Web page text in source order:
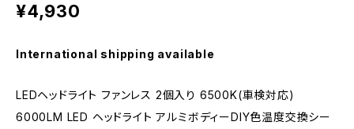
¥4,930
International shipping available
LEDヘッドライト ファンレス 2個入り 6500K(車検対応)
6000LM LED ヘッドライト アルミボディーDIY色温度交換シー